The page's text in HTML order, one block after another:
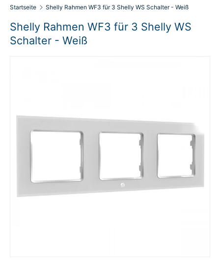
Startseite Shelly Rahmen WF3 für 3 Shelly WS Schalter - Weiß
Shelly Rahmen WF3 für 3 Shelly WS
Schalter - Weiß